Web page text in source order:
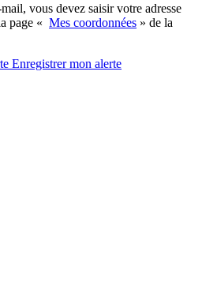
vous devez saisir votre adresse
page « Mes coordonnées » de la
Enregistrermon alerte